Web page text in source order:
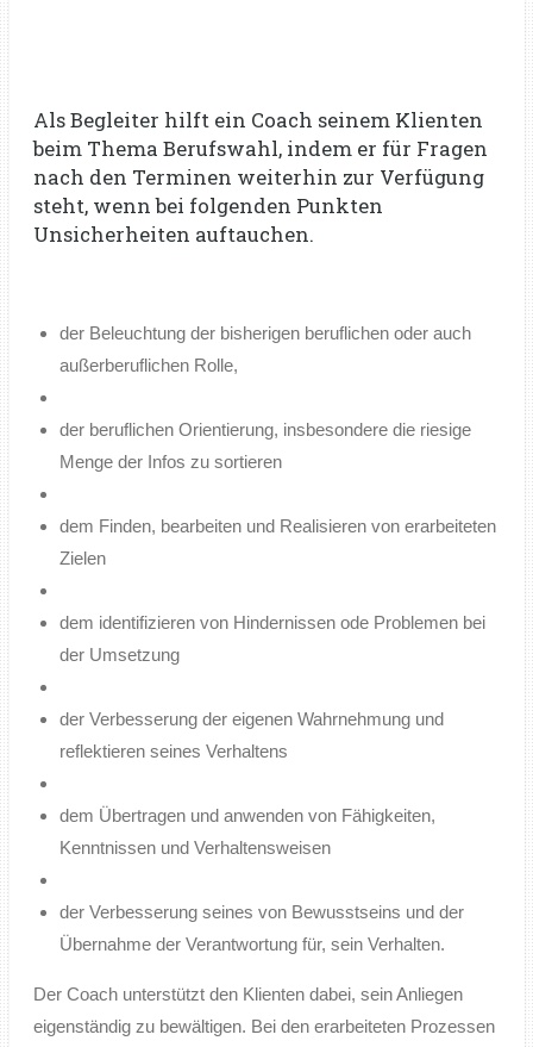
Als Begleiter hilft ein Coach seinem Klienten
beim Thema Berufswahl, indem er für Fragen
nach den Terminen weiterhin zur Verfügung
steht, wenn bei folgenden Punkten
Unsicherheiten auftauchen.
der Beleuchtung der bisherigen beruflichen oder auch
außerberuflichen Rolle,
der beruflichen Orientierung, insbesondere die riesige
Menge der Infos zu sortieren
dem Finden, bearbeiten und Realisieren von erarbeiteten
Zielen
dem identifizieren von Hindernissen ode Problemen bei
der Umsetzung
der Verbesserung der eigenen Wahrnehmung und
reflektieren seines Verhaltens
dem Übertragen und anwenden von Fähigkeiten,
Kenntnissen und Verhaltensweisen
der Verbesserung seines von Bewusstseins und der
Übernahme der Verantwortung für, sein Verhalten.
Der Coach unterstützt den Klienten dabei, sein Anliegen
eigenständig zu bewältigen. Bei den erarbeiteten Prozessen